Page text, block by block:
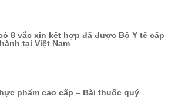
8 vắc xin kết hợp đã được Bộ Y tế cấp
tại Việt Nam
phẩm cao cấp – Bài thuốc quý